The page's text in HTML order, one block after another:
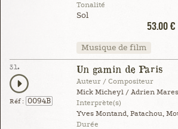
Tonalité
Sol
53.00 €
Musique de film
31.
Réf : 0094B
Un gamin de Paris
Auteur / Compositeur
Mick Micheyl / Adrien
Interprète(s)
Yves Montand, Patachou,
Durée